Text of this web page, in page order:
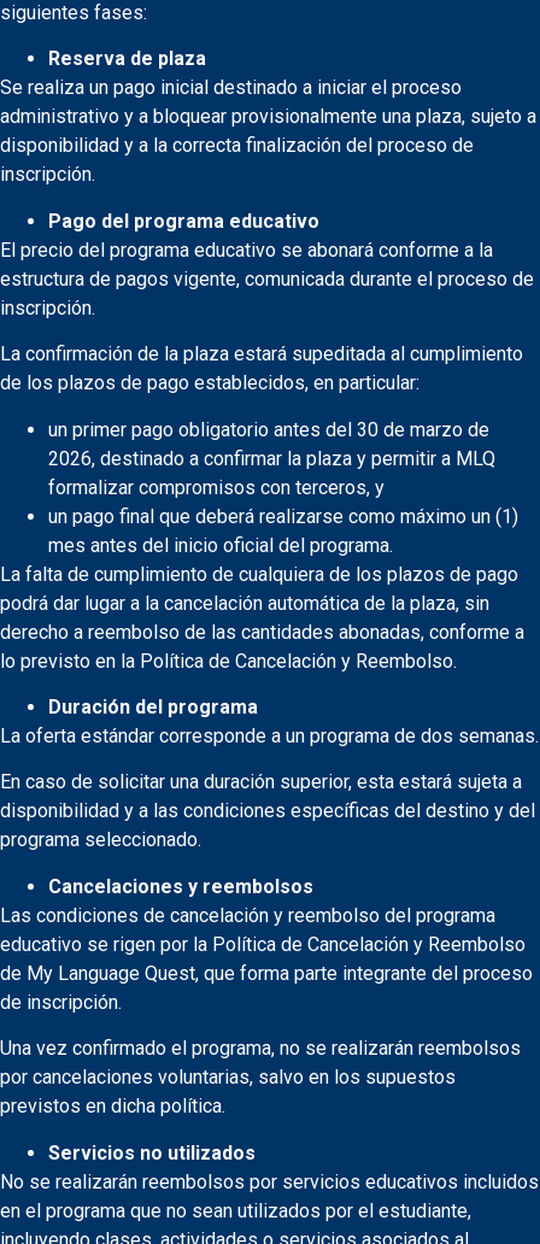
siguientes fases:
Reserva de plaza
Se realiza un pago inicial destinado a iniciar el proceso
administrativo y a bloquear provisionalmente una plaza, sujeto a
disponibilidad y a la correcta finalización del proceso de
inscripción.
Pago del programa educativo
El precio del programa educativo se abonará conforme a la
estructura de pagos vigente, comunicada durante el proceso de
inscripción.
La confirmación de la plaza estará supeditada al cumplimiento
de los plazos de pago establecidos, en particular:
un primer pago obligatorio antes del 30 de marzo de
2026, destinado a confirmar la plaza y permitir a MLQ
formalizar compromisos con terceros, y
un pago final que deberá realizarse como máximo un (1)
mes antes del inicio oficial del programa.
La falta de cumplimiento de cualquiera de los plazos de pago
podrá dar lugar a la cancelación automática de la plaza, sin
derecho a reembolso de las cantidades abonadas, conforme a
lo previsto en la Política de Cancelación y Reembolso.
Duración del programa
La oferta estándar corresponde a un programa de dos semanas.
En caso de solicitar una duración superior, esta estará sujeta a
disponibilidad y a las condiciones específicas del destino y del
programa seleccionado.
Cancelaciones y reembolsos
Las condiciones de cancelación y reembolso del programa
educativo se rigen por la Política de Cancelación y Reembolso
de My Language Quest, que forma parte integrante del proceso
de inscripción.
Una vez confirmado el programa, no se realizarán reembolsos
por cancelaciones voluntarias, salvo en los supuestos
previstos en dicha política.
Servicios no utilizados
No se realizarán reembolsos por servicios educativos incluidos
en el programa que no sean utilizados por el estudiante,
incluyendo clases, actividades o servicios asociados al